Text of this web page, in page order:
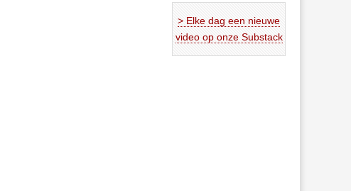
> Elke dag een nieuwe
video op onze Substack